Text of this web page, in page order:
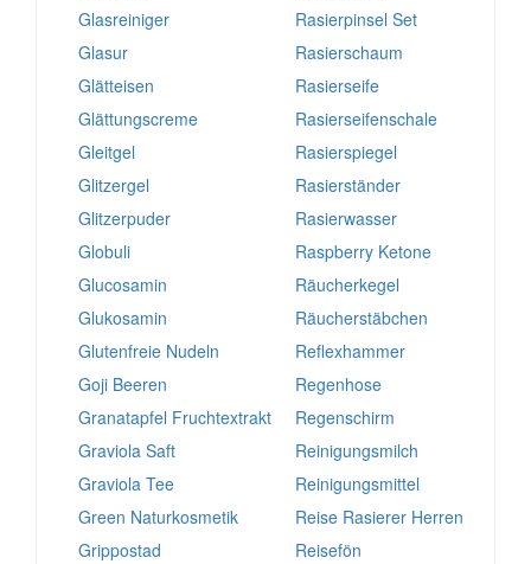
Glasreiniger
Glasur
Glätteisen
Glättungscreme
Gleitgel
Glitzergel
Glitzerpuder
Globuli
Glucosamin
Glukosamin
Glutenfreie Nudeln
Goji Beeren
Granatapfel Fruchtextrakt
Graviola Saft
Graviola Tee
Green Naturkosmetik
Grippostad
Rasierpinsel Set
Rasierschaum
Rasierseife
Rasierseifenschale
Rasierspiegel
Rasierständer
Rasierwasser
Raspberry Ketone
Räucherkegel
Räucherstäbchen
Reflexhammer
Regenhose
Regenschirm
Reinigungsmilch
Reinigungsmittel
Reise Rasierer Herren
Reisefön